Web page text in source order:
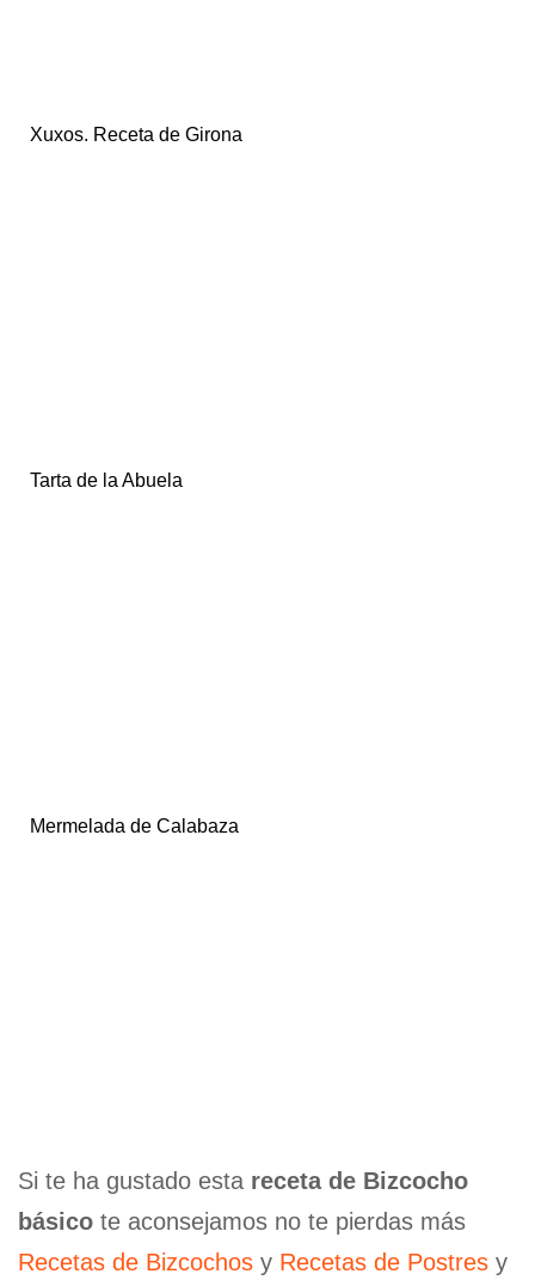
Xuxos. Receta de Girona
Tarta de la Abuela
Mermelada de Calabaza
Si te ha gustado esta receta de Bizcocho
básico te aconsejamos no te pierdas más
Recetas de Bizcochos y Recetas de Postres y